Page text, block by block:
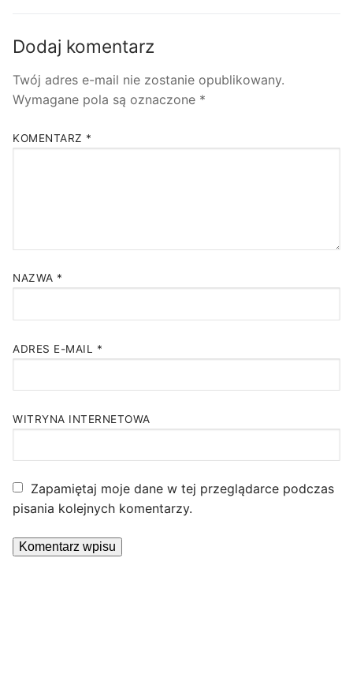
Dodaj komentarz
Twój adres e-mail nie zostanie opublikowany.
Wymagane pola są oznaczone *
KOMENTARZ *
NAZWA *
ADRES E-MAIL *
WITRYNA INTERNETOWA
Zapamiętaj moje dane w tej przeglądarce podczas
pisania kolejnych komentarzy.